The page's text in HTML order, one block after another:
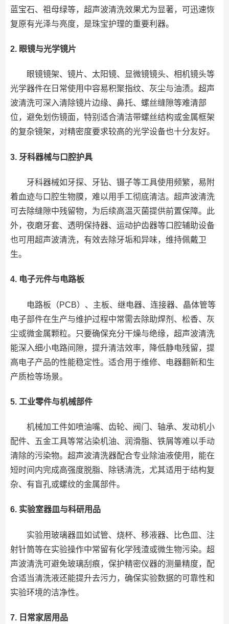
蓝宝石、祖母绿等，超声波清洗效果尤为显著，可迅速恢
复原有光泽与亮度，是珠宝护理的重要利器。
2. 眼镜与光学镜片
眼镜镜架、镜片、太阳镜、显微镜镜头、相机镜头等
光学器件在日常使用中容易积聚指纹、灰尘与油渍。超声
波清洗可深入清除镜片边缘、鼻托、螺丝缝隙等难清部
位，避免划伤镜面，特别适合清洁带螺丝结构或金属框架
的复杂镜架，对精密度要求较高的光学设备也十分友好。
3. 牙科器械与口腔护具
牙科器械如牙探、牙钻、镊子等工具使用频繁，易附
着血迹与口腔生物膜，难以用手工彻底清洁。超声波清洗
可去除缝隙中残留物，为后续高温灭菌提供前置保障。此
外，夜磨牙套、透明保持器、运动护齿器等口腔辅助设备
也可用超声波清洗，有效去除牙垢和异味，维持佩戴卫
生。
4. 电子元件与电路板
电路板（PCB）、主板、继电器、连接器、晶体管等
电子部件在生产与维护过程中常需去除助焊剂、松香、灰
尘或微金属颗粒。只要确保充分干燥与绝缘，超声波清洗
能深入细小电路间隙，提升清洁效率，降低静电残留，提
高电子产品的性能稳定性。适合用于维修、电器翻新和生
产质检等场景。
5. 工业零件与机械部件
机械加工件如喷油嘴、齿轮、阀门、轴承、发动机小
配件、五金工具等常沾染机油、润滑脂、铁屑等难以手动
清除的污染物。超声波清洗器配合专业除油液使用，能在
短时间内完成高强度脱脂、除锈清洗，尤其适用于结构复
杂、有盲孔或螺纹的金属部件。
6. 实验室器皿与科研用品
实验用玻璃器皿如试管、烧杯、移液器、比色皿、注
射针筒等在实验操作中常留有化学残渣或微生物污染。超
声波清洗可避免玻璃刮痕，保护精密仪器的测量精度，配
合适当清洗液还能提升去污力，确保实验数据的可靠性和
实验环境的洁净性。
7. 日常家居用品